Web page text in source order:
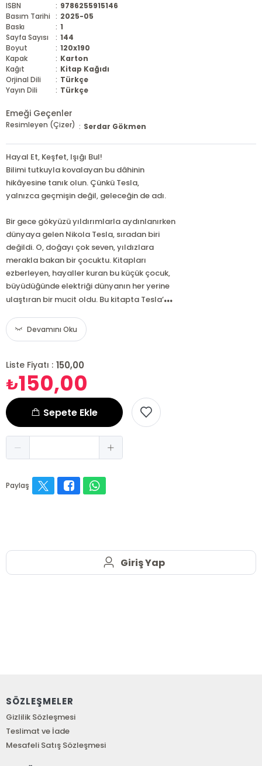
ISBN : 9786255915146
Basım Tarihi : 2025-05
Baskı
: 1
Sayfa Sayısı
: 144
Boyut
: 120x190
Kapak
: Karton
Kağıt
: Kitap Kağıdı
Orjinal Dili
: Türkçe
Yayın Dili
: Türkçe
Emeği Geçenler
Resimleyen (Çizer) : Serdar Gökmen
Hayal Et, Keşfet, Işığı Bul!
Bilimi tutkuyla kovalayan bu dâhinin
hikâyesine tanık olun. Çünkü Tesla,
yalnızca geçmişin değil, geleceğin de adı.
Bir gece gökyüzü yıldırımlarla aydınlanırken
dünyaya gelen Nikola Tesla, sıradan biri
değildi. O, doğayı çok seven, yıldızlara
merakla bakan bir çocuktu. Kitapları
ezberleyen, hayaller kuran bu küçük çocuk,
büyüdüğünde elektriği dünyanın her yerine
ulaştıran bir mucit oldu. Bu kitapta Tesla’...
Devamını Oku
Liste Fiyatı : 150,00
₺150,00
Sepete Ekle
Paylaş
Giriş Yap
SÖZLEŞMELER
Gizlilik Sözleşmesi
Teslimat ve İade
Mesafeli Satış Sözleşmesi